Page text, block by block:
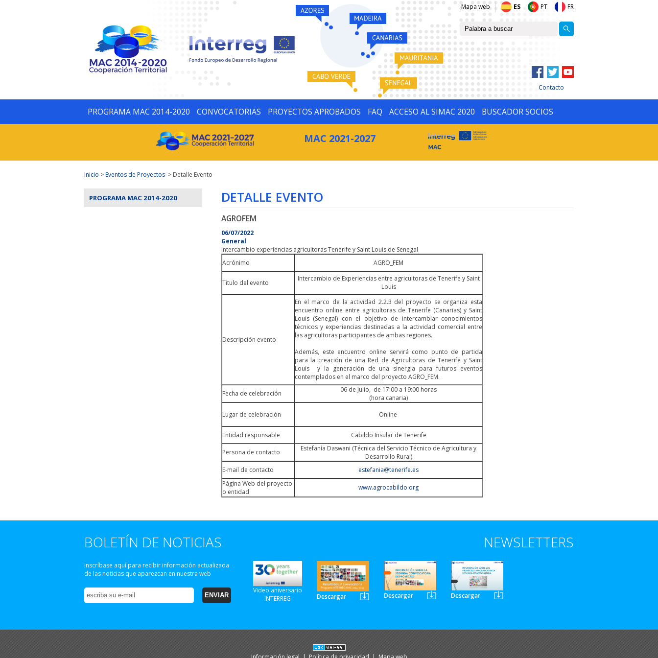
Mapa web ES PT FR
Contacto
PROGRAMA MAC 2014-2020 CONVOCATORIAS PROYECTOS APROBADOS FAQ ACCESO AL SIMAC 2020 BUSCADOR SOCIOS
MAC 2021-2027
Inicio >Eventos de Proyectos > Detalle Evento
PROGRAMA MAC 2014-2020 DETALLE EVENTO
AGROFEM
06/07/2022
General
Intercambio experiencias agricultoras Tenerife y Saint Louis de Senegal
Acrónimo
AGRO_FEM
Titulo del evento
Intercambio de Experiencias entre agricultoras de Tenerife y Saint
Louis
Descripción evento
En el marco de la actividad 2.2.3 del proyecto se organiza esta
encuentro online entre agricultoras de Tenerife (Canarias) y Saint
Louis (Senegal) con el objetivo de intercambiar conocimientos
técnicos y experiencias destinadas a la actividad comercial entre
las agricultoras participantes de ambas regiones.
Además, este encuentro online servirá como punto de partida
para la creación de una Red de Agricultoras de Tenerife y Saint
Louis y la generación de una sinergia para futuros eventos
contemplados en el marco del proyecto AGRO_FEM.
Fecha de celebración
06 de Julio, de 17:00 a 19:00 horas
(hora canaria)
Lugar de celebración
Online
Entidad responsable Cabildo Insular de Tenerife
Persona de contacto
Estefanía Daswani (Técnica del Servicio Técnico de Agricultura y
Desarrollo Rural)
E-mail de contacto
estefania@tenerife.es
Página Web del proyecto
o entidad
www.agrocabildo.org
BOLETÍN DE NOTICIAS
Inscríbase aquí para recibir información actualizada
de las noticias que aparezcan en nuestra web
NEWSLETTERS
Video aniversario
INTERREG
Descargar Descargar Descargar